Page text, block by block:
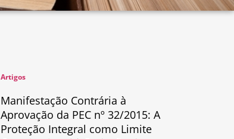
Artigos
Manifestação Contrária à
Aprovação da PEC nº 32/2015: A
Proteção Integral como Limite